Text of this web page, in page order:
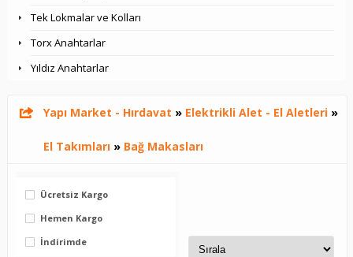
Tek Lokmalar ve Kolları
Torx Anahtarlar
Yıldız Anahtarlar
Yapı Market - Hırdavat » Elektrikli Alet - El Aletleri»
El Takımları» Bağ Makasları
Ücretsiz Kargo
Hemen Kargo
İndirimde